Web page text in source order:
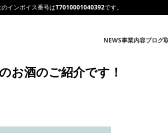
のインボイス番号はT7010001040392です。
NEWS事業内容ブログ
お酒のご紹介です！